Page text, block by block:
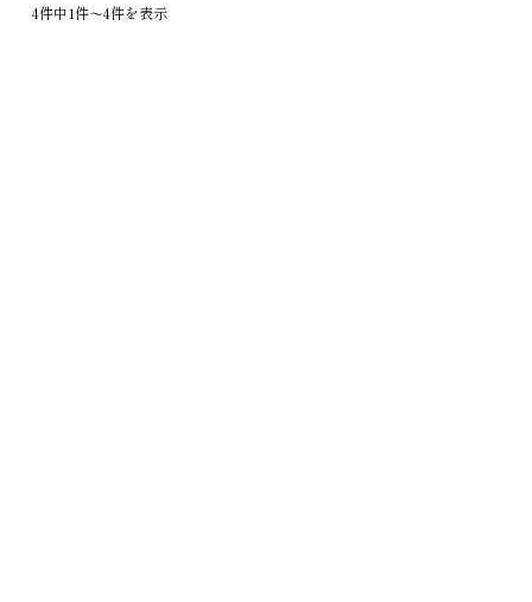
4件中1件〜4件を表示